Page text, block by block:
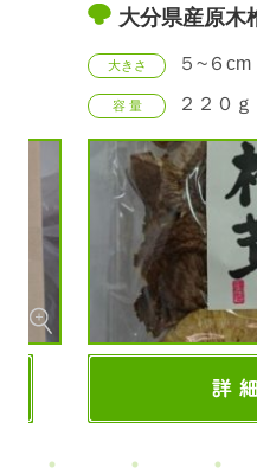
大分県産原木
大きさ ５~６cm
容 量 ２２０ｇ